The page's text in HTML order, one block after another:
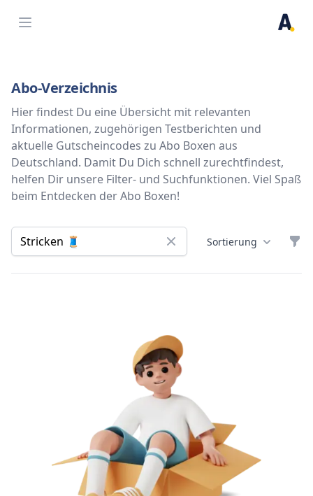
Open menu
Abo-Verzeichnis
Hier findest Du eine Übersicht mit relevanten
Informationen, zugehörigen Testberichten und
aktuelle Gutscheincodes zu Abo Boxen aus
Deutschland. Damit Du Dich schnell zurechtfindest,
helfen Dir unsere Filter- und Suchfunktionen. Viel Spaß
beim Entdecken der Abo Boxen!
Sortierung